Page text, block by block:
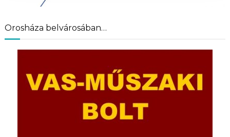
Orosháza belvárosában…